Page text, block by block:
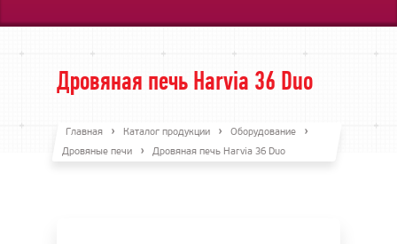
Дровяная печь Harvia 36 Duo
Главная Каталог продукции
Оборудование
Дровяные печи
Дровяная печь Harvia 36 Duo